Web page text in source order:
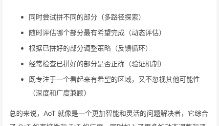
同时尝试拼不同的部分（多路径探索）
随时评估哪个部分最有希望完成（动态评估）
根据已拼好的部分调整策略（反馈循环）
经常检查已拼好的部分是否正确（验证机制）
既专注于一个看起来有希望的区域，又不忽视其他可能性
（深度和广度兼顾）
总的来说，AoT 就像是一个更加智能和灵活的问题解决者，它综合